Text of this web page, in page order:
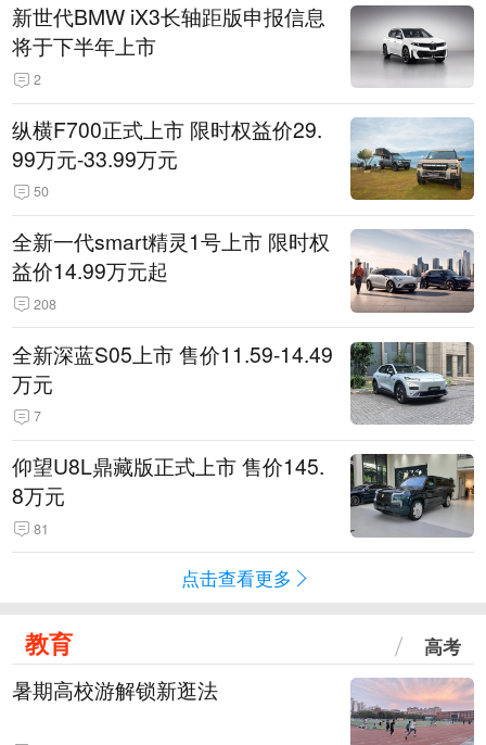
新世代BMW iX3长轴距版申报信息
将于下半年上市
2
纵横F700正式上市 限时权益价29.
99万元-33.99万元
50
全新一代smart精灵1号上市 限时权
益价14.99万元起
208
全新深蓝S05上市 售价11.59-14.49
万元
7
仰望U8L鼎藏版正式上市 售价145.
8万元
81
点击查看更多
教育 高考
暑期高校游解锁新逛法